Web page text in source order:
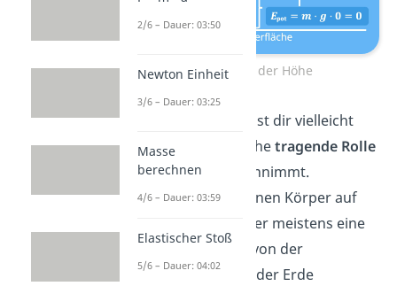
Einfluss der Höhe
Bei dem Beispiel ist dir vielleicht
aufgefallen, welchetragende Rolle
auch dieHöhe
einnimmt.
Betrachtest du einen Körper auf
der Erde, besitzt er meistens eine
Masse und wird von der
Anziehungskraft der Erde
2/6 – Dauer: 03:50
Newton Einheit
3/6 – Dauer: 03:25
Masse
berechnen
4/6 – Dauer: 03:59
Elastischer Stoß
5/6 – Dauer: 04:02